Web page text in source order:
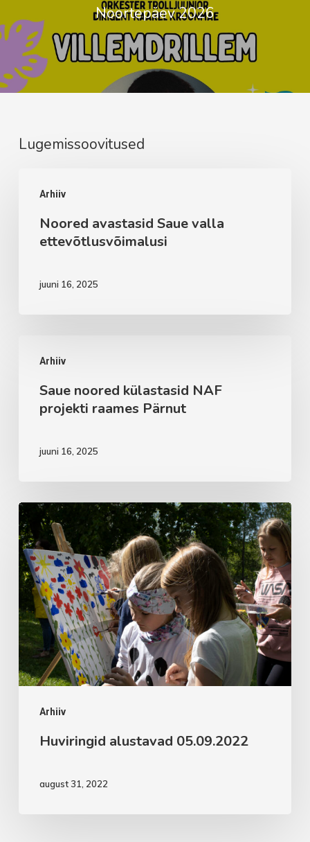
Noortepäev 2026
Lugemissoovitused
Arhiiv
avastasid
Saue
valla
Noored avastasid Saue valla
ettevõtlusvõimalusi
juuni 16, 2025
Arhiiv
noored
külastasid
NAF
raames
Pärnut
Saue noored külastasid NAF
projekti raames Pärnut
juuni 16, 2025
Arhiiv
Huviringid
alustavad
05.09.2022
Huviringid alustavad 05.09.2022
august 31, 2022